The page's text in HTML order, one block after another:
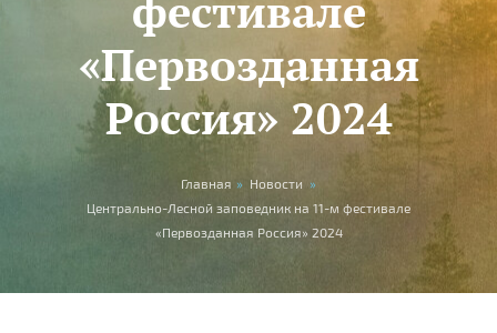
«Первозданная
Россия» 2024
You are here
Главная » Новости »
Центрально-Лесной заповедник на 11-м фестивале
«Первозданная Россия» 2024